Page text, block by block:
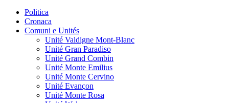
Politica
Cronaca
Comuni e Unités
Unité Valdigne Mont-Blanc
Unité Gran Paradiso
Unité Grand Combin
Unité Monte Emilius
Unité Monte Cervino
Unité Evançon
Unité Monte Rosa